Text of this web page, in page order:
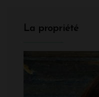
La propriété